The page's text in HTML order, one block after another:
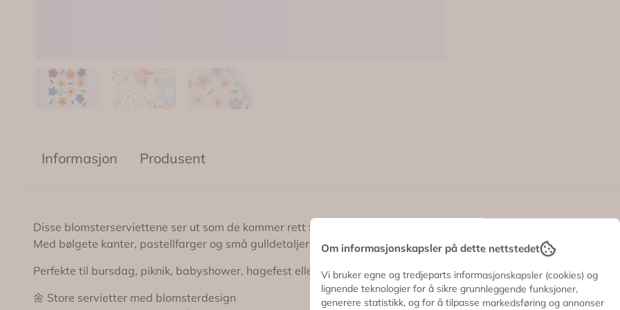
Informasjon Produsent
Disse blomsterserviettene ser ut som de kommer rett fra en drømmete 90-tallsfest 🌼💕
Med bølgete kanter, pastellfarger og små gulldetaljer gir de borddekkingen en ekstra glad og leken følelse.
Perfekte til bursdag, piknik, babyshower, hagefest eller sommerbordet når du vil ha litt ekstra farge og
🌼 Store servietter med blomsterdesign
Om informasjonskapsler på dette nettstedet
Vi bruker egne og tredjeparts informasjonskapsler (cookies) og
lignende teknologier for å sikre grunnleggende funksjoner,
generere statistikk, og for å tilpasse markedsføring og annonser